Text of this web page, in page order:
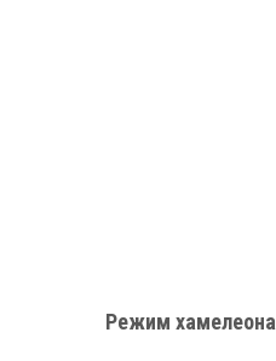
Режим хамелеона